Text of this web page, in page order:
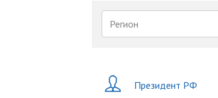
Регион
Президент РФ